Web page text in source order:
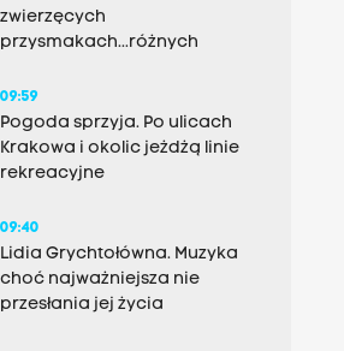
zwierzęcych
przysmakach...różnych
09:59
Pogoda sprzyja. Po ulicach
Krakowa i okolic jeżdżą linie
rekreacyjne
09:40
Lidia Grychtołówna. Muzyka
choć najważniejsza nie
przesłania jej życia